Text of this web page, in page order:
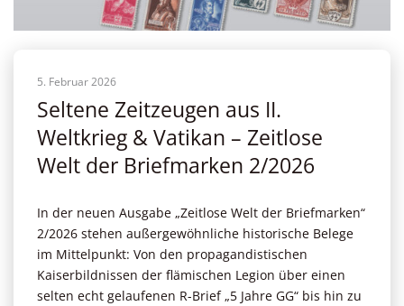
5. Februar 2026
Seltene Zeitzeugen aus II.
Weltkrieg & Vatikan – Zeitlose
Welt der Briefmarken 2/2026
In der neuen Ausgabe „Zeitlose Welt der Briefmarken“
2/2026 stehen außergewöhnliche historische Belege
im Mittelpunkt: Von den propagandistischen
Kaiserbildnissen der flämischen Legion über einen
selten echt gelaufenen R-Brief „5 Jahre GG“ bis hin zu